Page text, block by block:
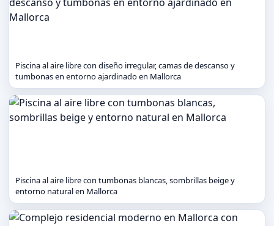
Piscina al aire libre con diseño irregular, camas de descanso y
tumbonas en entorno ajardinado en Mallorca
Piscina al aire libre con tumbonas blancas, sombrillas beige y
entorno natural en Mallorca